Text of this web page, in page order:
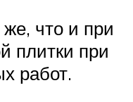
что и при
плитки при
работ.